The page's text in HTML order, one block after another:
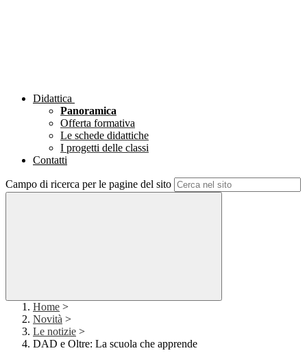
Didattica
Panoramica
Offerta formativa
Le schede didattiche
I progetti delle classi
Contatti
Campo di ricerca per le pagine del sito
Home >
Novità >
Le notizie >
DAD e Oltre: La scuola che apprende